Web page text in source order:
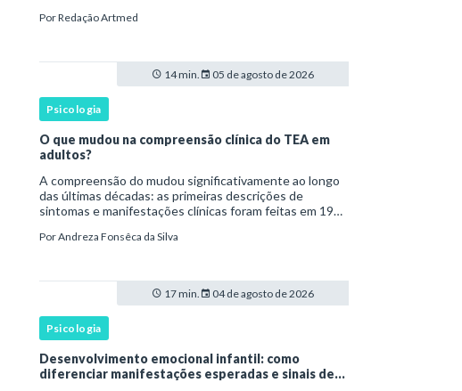
para ser reconhecido como um transtorno do des
PorRedação Artmed
14 min. 05 de agosto de 2026
Psicologia
O que mudou na compreensão clínica do TEA em
adultos?
A compreensão do mudou significativamente ao longo
das últimas décadas: as primeiras descrições de
sintomas e manifestações clínicas foram feitas em 1943
da observação de crianças com dificuldad
PorAndreza Fonsêca da Silva
17 min. 04 de agosto de 2026
Psicologia
Desenvolvimento emocional infantil: como
diferenciar manifestações esperadas e sinais de